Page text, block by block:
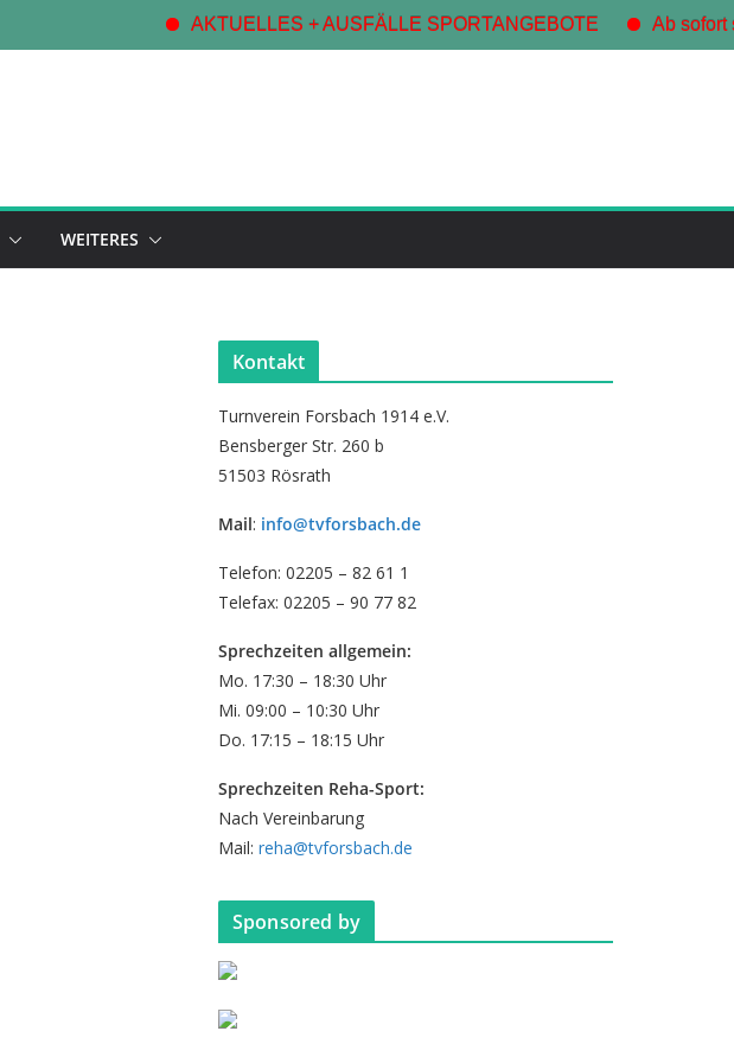
AKTUELLES + AUSFÄLLE SPORTANGEBOTE Ab sofort
WEITERES
Kontakt
Turnverein Forsbach 1914 e.V.
Bensberger Str. 260 b
51503 Rösrath
Mail: info@tvforsbach.de
Telefon: 02205 – 82 61 1
Telefax: 02205 – 90 77 82
Sprechzeiten allgemein:
Mo. 17:30 – 18:30 Uhr
Mi. 09:00 – 10:30 Uhr
Do. 17:15 – 18:15 Uhr
Sprechzeiten Reha-Sport:
Nach Vereinbarung
Mail: reha@tvforsbach.de
Sponsored by